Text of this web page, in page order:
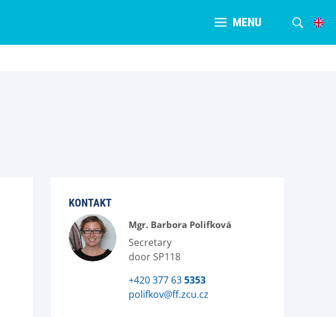
MENU
KONTAKT
Mgr. Barbora Polifková
Secretary
door SP118
+420 377 635353
polifkov@ff.zcu.cz